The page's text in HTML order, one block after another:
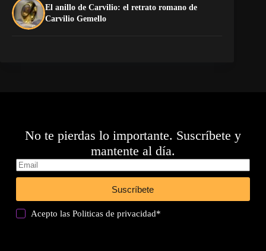
El anillo de Carvilio: el retrato romano de
Carvilio Gemello
No te pierdas lo importante. Suscríbete y
mantente al día.
Suscríbete
Acepto lasPoliticas de privacidad*